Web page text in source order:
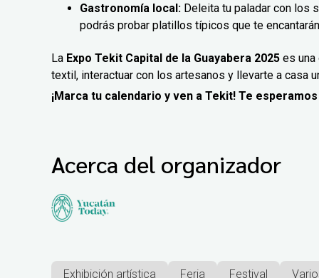
Gastronomía local: Deleita tu paladar con los
podrás probar platillos típicos que te
La Expo Tekit Capital de la Guayabera 2025 es una
textil, interactuar con los artesanos y llevarte a casa
¡Marca tu calendario y ven a Tekit! Te
Acerca del organizador
Exhibición artística Feria Festival